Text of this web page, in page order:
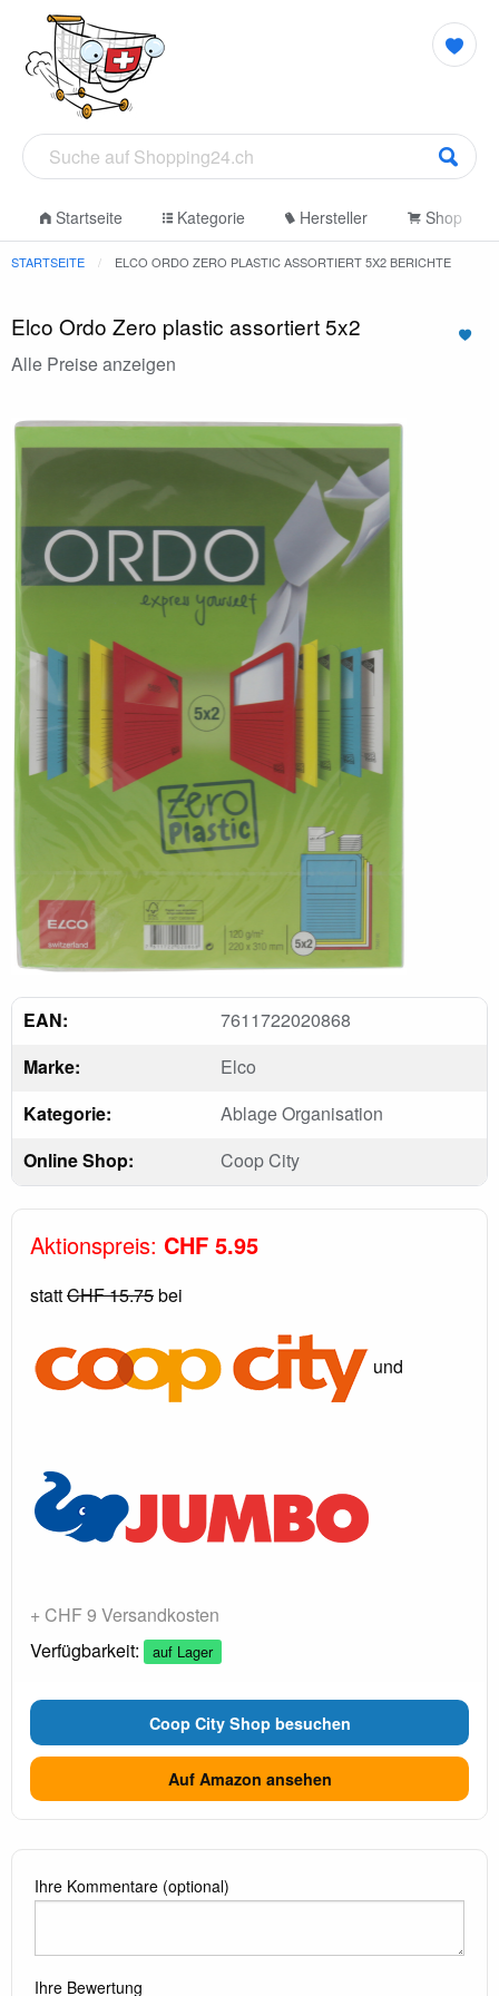
Startseite Kategorie Hersteller Shop
STARTSEITE ELCO ORDO ZERO PLASTIC ASSORTIERT 5X2 BERICHTE
Elco Ordo Zero plastic assortiert 5x2
Alle Preise anzeigen
EAN:
7611722020868
Marke:
Elco
Kategorie:
Ablage Organisation
Online Shop:
Coop City
Aktionspreis: CHF 5.95
stattCHF 15.75bei
und
+ CHF 9 Versandkosten
Verfügbarkeit:
auf Lager
Coop City Shop besuchen
Auf Amazon ansehen
Ihre Kommentare (optional)
Ihre Bewertung